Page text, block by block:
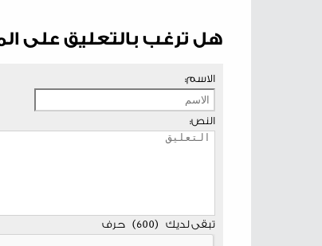
هل ترغب بالتعليق على
الاسم:
النص:
تبقى لديك (
600
)حرف